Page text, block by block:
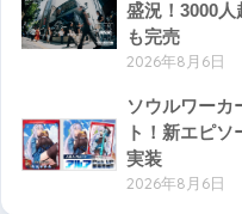
盛況！3000
も完売
2026年8月6日
ソウルワーカ
ト！新エピ
実装
2026年8月6日